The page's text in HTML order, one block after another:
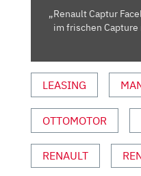
HORN
MIT
143-
PS-
HYBRID-
VON
YOUTUBE
„Renault Captur
im frischen
LEASING
OTTOMOTOR
RENAULT